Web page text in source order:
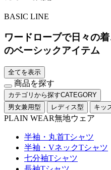
BASIC LINE
ワードローブで日々の
のベーシックアイテム
全てを表示
商品を探す
カテゴリから探すCATEGORY
男女兼用型
レディス型 キッ
PLAIN WEAR無地ウェア
半袖・丸首Tシャツ
半袖・VネックTシャツ
七分袖Tシャツ